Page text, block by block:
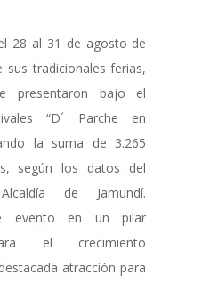
28 al 31 de agosto de
sus tradicionales ferias,
presentaron bajo el
“D´ Parche en
la suma de 3.265
según los datos del
de Jamundí.
evento en un pilar
el crecimiento
atracción para